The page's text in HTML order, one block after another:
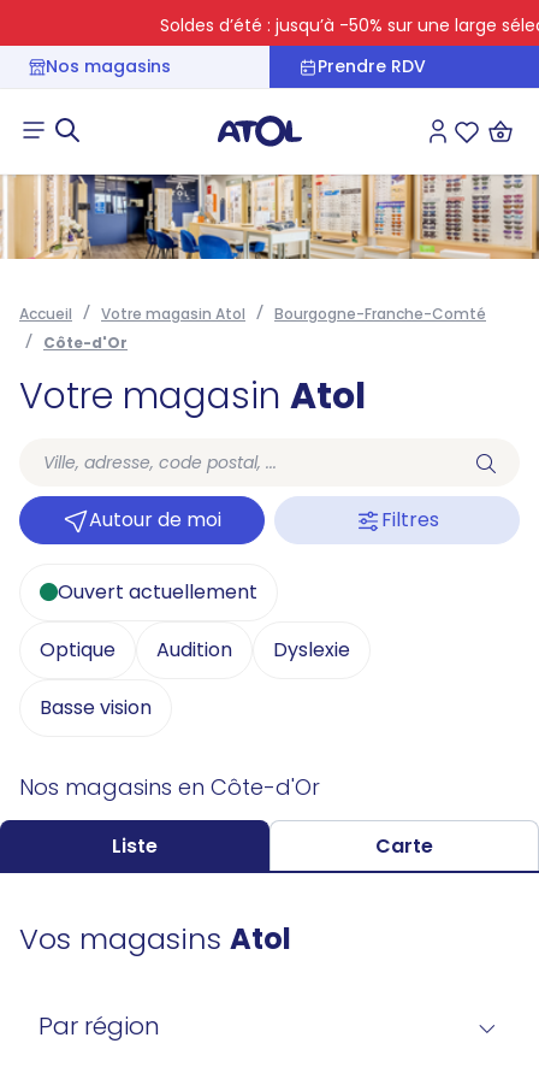
Soldes d’été : jusqu’à -50% sur une large
Nos magasins
Prendre RDV
Connexion
Accueil Votre magasin Atol
Bourgogne-Franche-Comté
Côte-d'Or
Votre magasin Atol
Autour de moi Filtres
Ouvert actuellement
Optique Audition Dyslexie
Basse vision
Nos magasins en Côte-d'Or
Liste Carte
Vos magasins Atol
Par région